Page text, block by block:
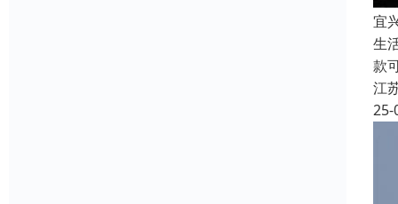
宜
生
款
江
25-